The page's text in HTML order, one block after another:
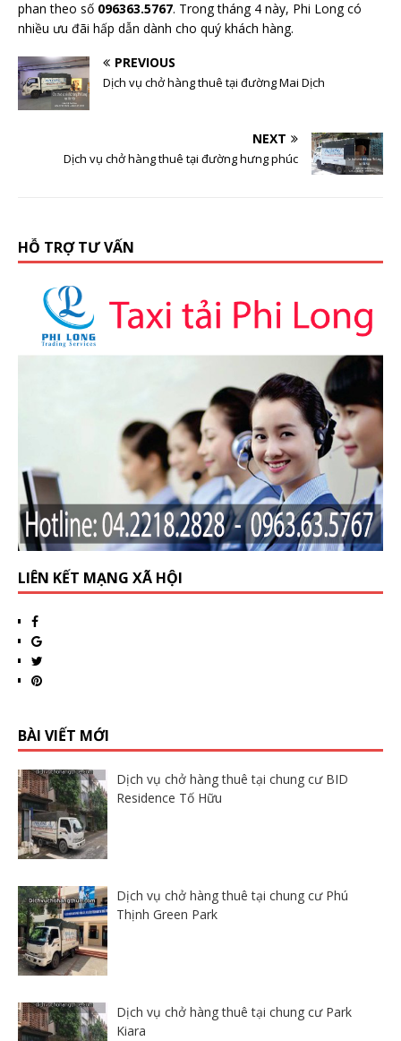
phan theo số 096363.5767. Trong tháng 4 này, Phi Long có
nhiều ưu đãi hấp dẫn dành cho quý khách hàng.
PREVIOUS
Dịch vụ chở hàng thuê tại đường Mai Dịch
NEXT
Dịch vụ chở hàng thuê tại đường hưng phúc
HỖ TRỢ TƯ VẤN
LIÊN KẾT MẠNG XÃ HỘI
BÀI VIẾT MỚI
Dịch vụ chở hàng thuê tại chung cư BID
Residence Tố Hữu
Dịch vụ chở hàng thuê tại chung cư Phú
Thịnh Green Park
Dịch vụ chở hàng thuê tại chung cư Park
Kiara